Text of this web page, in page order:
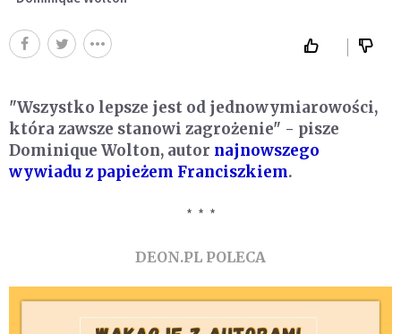
"Wszystko lepsze jest od jednowymiarowości,
która zawsze stanowi zagrożenie" - pisze
Dominique Wolton, autor najnowszego
wywiadu z papieżem Franciszkiem.
* * *
DEON.PL POLECA